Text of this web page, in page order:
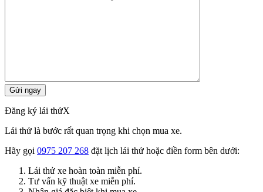
Đăng ký lái thửX
Lái thử là bước rất quan trọng khi chọn mua xe.
Hãy gọi 0975 207 268 đặt lịch lái thử hoặc điền form bên dưới:
Lái thử xe hoàn toàn miễn phí.
Tư vấn kỹ thuật xe miễn phí.